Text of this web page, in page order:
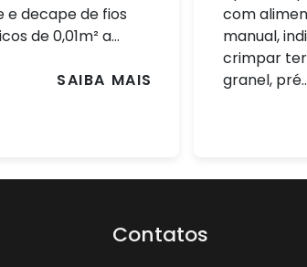
e decape de fios
de 0,01m² a...
SAIBA MAIS
com
manual,
crimpar
granel,
Contatos